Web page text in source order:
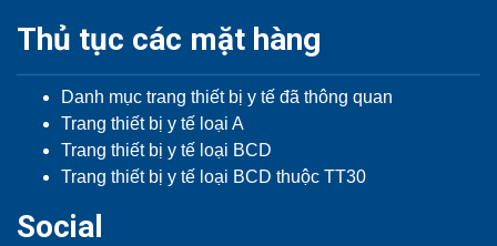
Thủ tục các mặt hàng
Danh mục trang thiết bị y tế đã thông quan
Trang thiết bị y tế loại A
Trang thiết bị y tế loại BCD
Trang thiết bị y tế loại BCD thuộc TT30
Social